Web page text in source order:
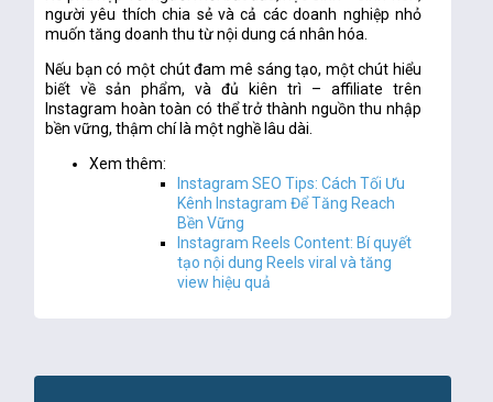
người yêu thích chia sẻ và cả các doanh nghiệp nhỏ
muốn tăng doanh thu từ nội dung cá nhân hóa.
Nếu bạn có một chút đam mê sáng tạo, một chút hiểu
biết về sản phẩm, và đủ kiên trì – affiliate trên
Instagram hoàn toàn có thể trở thành nguồn thu nhập
bền vững, thậm chí là một nghề lâu dài.
Xem thêm:
Instagram SEO Tips: Cách Tối Ưu
Kênh Instagram Để Tăng Reach
Bền Vững
Instagram Reels Content: Bí quyết
tạo nội dung Reels viral và tăng
view hiệu quả